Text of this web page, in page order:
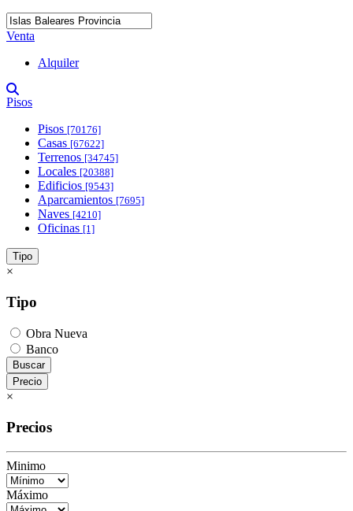
Venta
Alquiler
Pisos
Pisos [70176]
Casas [67622]
Terrenos [34745]
Locales [20388]
Edificios [9543]
Aparcamientos [7695]
Naves [4210]
Oficinas [1]
Tipo
×
Tipo
Obra Nueva
Banco
Buscar
Precio
×
Precios
Minimo
Máximo